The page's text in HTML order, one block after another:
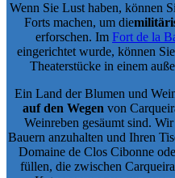
Wenn Sie Lust haben, können
Forts machen, um die
erforschen. Im Fort de la
eingerichtet wurde, können
Theaterstücke in einem
Ein Land der Blumen und
auf den Wegen von
Weinreben gesäumt sind.
Bauern anzuhalten und Ihren
Domaine de Clos Cibonne
füllen, die zwischen